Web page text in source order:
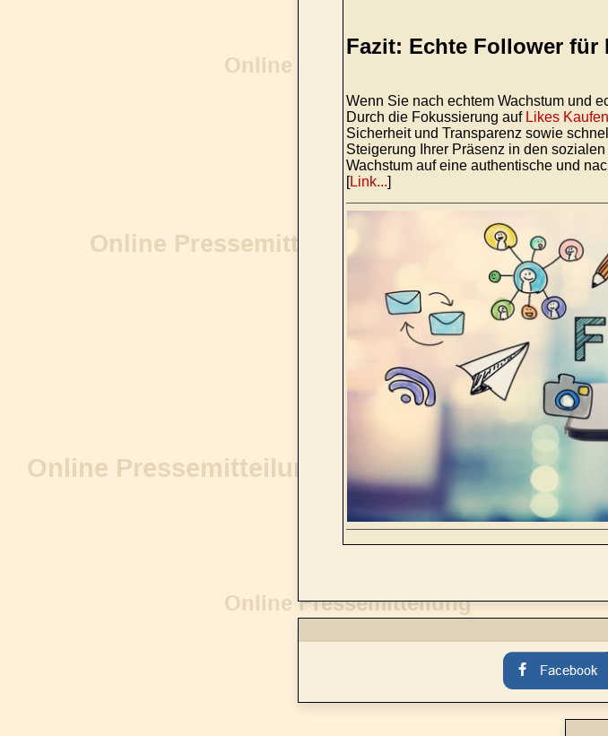
Fazit: Echte Follower für
Wenn Sie nach echtem Wachstum und
Durch die Fokussierung auf Likes Kaufen
Sicherheit und Transparenz sowie
Steigerung Ihrer Präsenz in den
Wachstum auf eine authentische und
[Link...]